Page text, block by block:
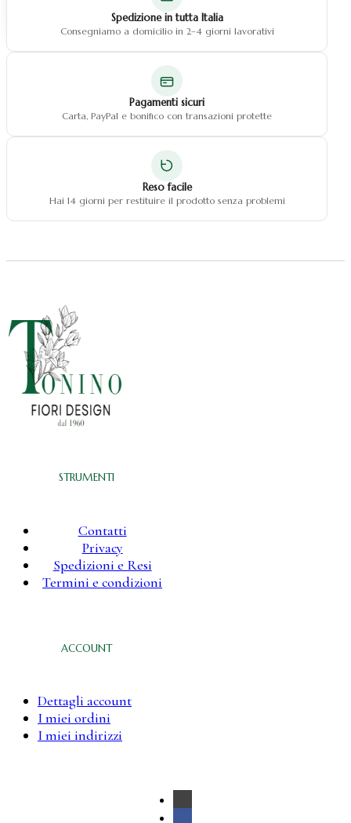
Natale centrotavola
Natale decorazioni
Spedizione in tutta Italia
Consegniamo a domicilio in 2–4 giorni lavorativi
Pagamenti sicuri
Carta, PayPal e bonifico con transazioni protette
Reso facile
Hai 14 giorni per restituire il prodotto senza problemi
STRUMENTI
Contatti
Privacy
Spedizioni e Resi
Termini e condizioni
ACCOUNT
Dettagli account
I miei ordini
I miei indirizzi